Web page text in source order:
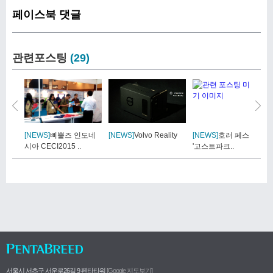
페이스북 댓글
관련포스팅 (29)
[NEWS]삐뿔즈 인도네
시아 CECI2015 ..
[NEWS]Volvo Reality [NEWS]호러 페스티발
'고스트파크..
서울시 서초구 서운로26길 9 펜타타워 [Google 지도보기]